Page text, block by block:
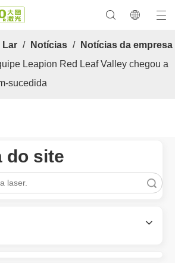
Lar / Notícias /
Notícias da empresa
Leapion Red Leaf Valley chegou a
sucedida
do site